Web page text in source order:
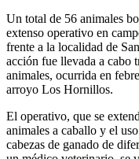
Un total de 56 animales
extenso operativo en
frente a la localidad de
acción fue llevada a cabo
animales, ocurrida en
arroyo Los Hornillos.
El operativo, que se
animales a caballo y el
cabezas de ganado de